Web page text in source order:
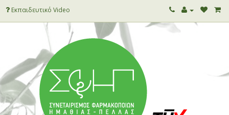
Εκπαιδευτικό Video